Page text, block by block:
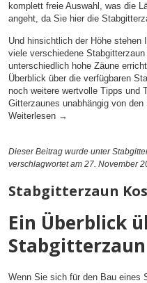
komplett freie Auswahl, was die
angeht, da Sie hier die
Und hinsichtlich der Höhe stehen
viele verschiedene
unterschiedlich hohe Zäune
Überblick über die verfügbaren
noch weitere wertvolle Tipps und
Gitterzaunes unabhängig von
Weiterlesen →
Dieser Beitrag wurde unter
verschlagwortet am 27. November
Stabgitterzaun
Ein Überblick
Wenn Sie sich für den Bau eines